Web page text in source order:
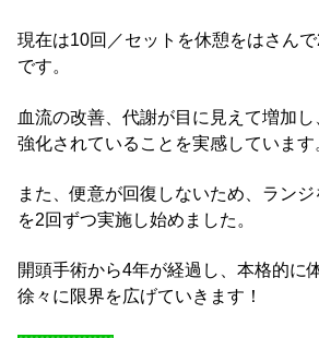
現在は10回／セットを休憩をはさん
です。
血流の改善、代謝が目に見えて増加
強化されていることを実感しています
また、便意が回復しないため、ランジ
を2回ずつ実施し始めました。
開頭手術から4年が経過し、本格的に
徐々に限界を広げていきます！